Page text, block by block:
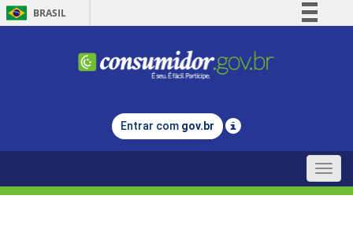
BRASIL
Comunica BR
Legislação
Entrar com gov.br
Toggle